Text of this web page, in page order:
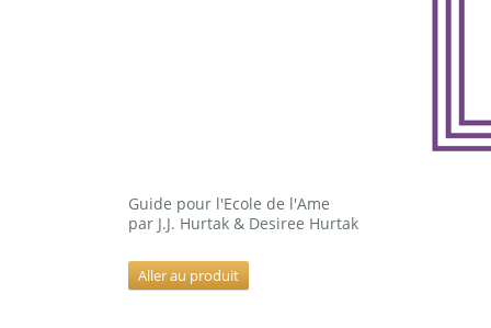
Guide pour l'Ecole de l'Ame
par J.J. Hurtak & Desiree Hurtak
Aller au produit